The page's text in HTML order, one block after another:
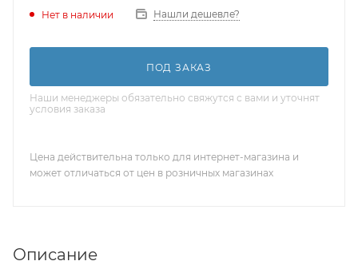
Нет в наличии Нашли дешевле?
ПОД ЗАКАЗ
Наши менеджеры обязательно свяжутся с вами и уточнят
условия заказа
Цена действительна только для интернет-магазина и
может отличаться от цен в розничных магазинах
Описание